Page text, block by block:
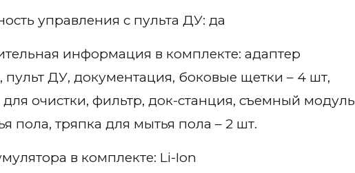
управления с пульта ДУ: да
информация в комплекте: адаптер
пульт ДУ, документация, боковые щетки – 4 шт,
очистки, фильтр, док-станция, съемный модуль
пола, тряпка для мытья пола – 2 шт.
в комплекте: Li-Ion